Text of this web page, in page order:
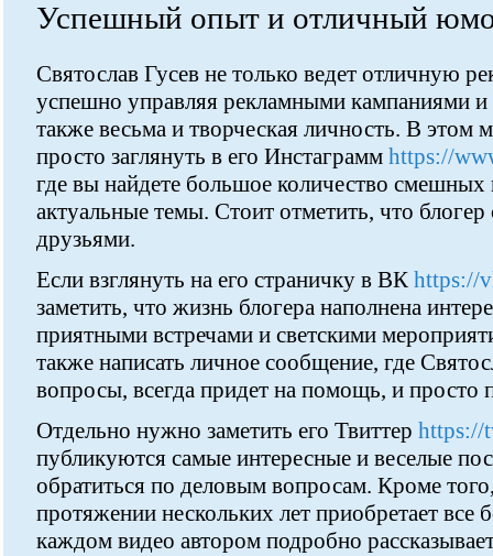
Успешный опыт и отличный
Святослав Гусев не только ведет отличную
успешно управляя рекламными кампаниями и
также весьма и творческая личность. В этом
просто заглянуть в его Инстаграмм https://
где вы найдете большое количество смешных
актуальные темы. Стоит отметить, что блогер
друзьями.
Если взглянуть на его страничку в ВК https://
заметить, что жизнь блогера наполнена
приятными встречами и светскими
также написать личное сообщение, где
вопросы, всегда придет на помощь, и просто
Отдельно нужно заметить его Твиттер https://
публикуются самые интересные и веселые
обратиться по деловым вопросам. Кроме
протяжении нескольких лет приобретает все
каждом видео автором подробно